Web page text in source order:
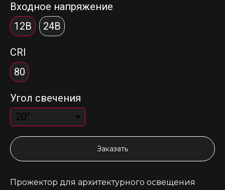
Входное напряжение
12В
24В
CRI
80
Угол свечения
Заказать
Прожектор для архитектурного освещения